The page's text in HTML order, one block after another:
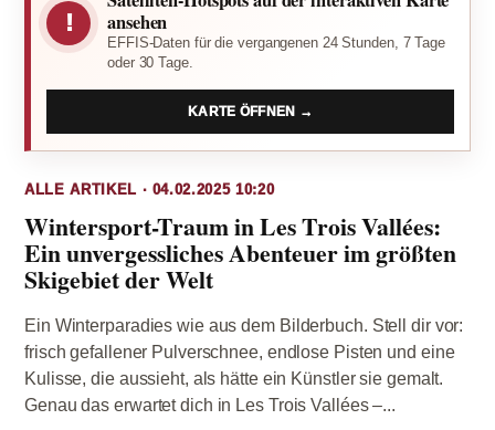
!
ansehen
EFFIS-Daten für die vergangenen 24 Stunden, 7 Tage
oder 30 Tage.
KARTE ÖFFNEN →
ALLE ARTIKEL · 04.02.2025 10:20
Wintersport-Traum in Les Trois Vallées:
Ein unvergessliches Abenteuer im größten
Skigebiet der Welt
Ein Winterparadies wie aus dem Bilderbuch. Stell dir vor:
frisch gefallener Pulverschnee, endlose Pisten und eine
Kulisse, die aussieht, als hätte ein Künstler sie gemalt.
Genau das erwartet dich in Les Trois Vallées –...